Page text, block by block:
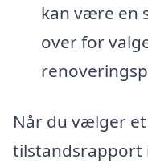
kan være en
over for
Når du vælger
tilstandsrapport